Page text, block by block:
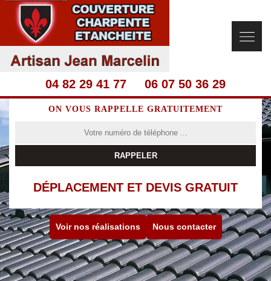
04 82 29 41 77 06 07 50 36 29
ON VOUS RAPPELLE GRATUITEMENT
DÉPLACEMENT ET DEVIS GRATUIT
Voir nos réalisations Nous contacter